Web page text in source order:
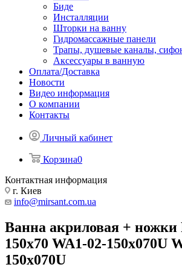
Биде
Инсталляции
Шторки на ванну
Гидромассажные панели
Трапы, душевые каналы,
Аксессуары в ванную
Оплата/Доставка
Новости
Видео информация
О компании
Контакты
Личный кабинет
Корзина0
Контактная информация
г. Киев
info@mirsant.com.ua
Ванна акриловая + ножки
150x70 WA1-02-150x070U
150x070U